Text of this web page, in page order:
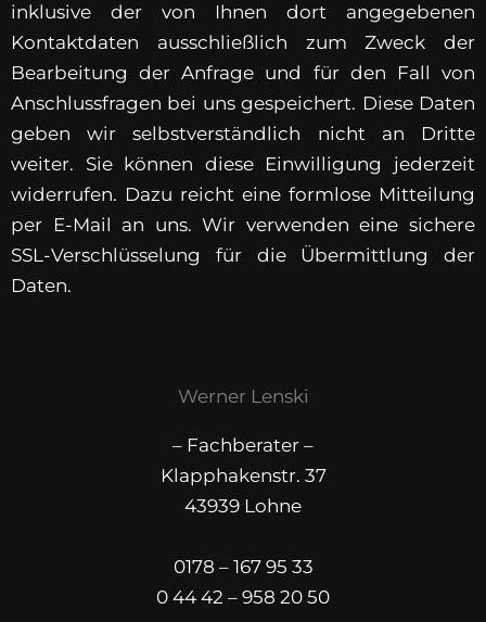
inklusive der von Ihnen dort angegebenen
Kontaktdaten ausschließlich zum Zweck der
Bearbeitung der Anfrage und für den Fall von
Anschlussfragen bei uns gespeichert. Diese Daten
geben wir selbstverständlich nicht an Dritte
weiter. Sie können diese Einwilligung jederzeit
widerrufen. Dazu reicht eine formlose Mitteilung
per E-Mail an uns. Wir verwenden eine sichere
SSL-Verschlüsselung für die Übermittlung der
Daten.
Werner Lenski
– Fachberater –
Klapphakenstr. 37
43939 Lohne
0178 – 167 95 33
0 44 42 – 958 20 50